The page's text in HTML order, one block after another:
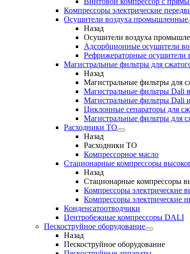
Компрессоры электрические
Осушители воздуха промышленные
Назад
Осушители воздуха
Адсорбционные осушители
Рефрижераторные осушители
Магистральные фильтры для
Назад
Магистральные фильтры для
Магистральные фильтры Dali
Магистральные фильтры Dali
Циклонные сепараторы для
Магистральные фильтры для
Расходники ТО
Назад
Расходники ТО
Компрессорное масло
Стационарные компрессоры
Назад
Стационарные компрессоры
Компрессоры электрические
Компрессоры электрические
Конденсатоотводчики
Центробежные компрессоры DALI
Пескоструйное оборудование
Назад
Пескоструйное оборудование